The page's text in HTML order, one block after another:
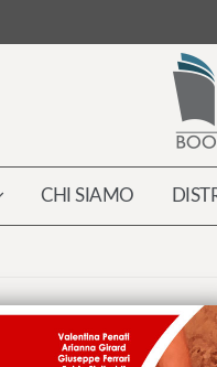
CHI SIAMO